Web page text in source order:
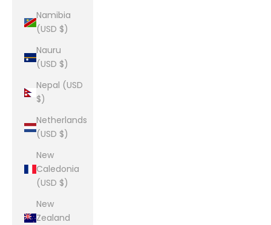
Namibia
(USD $)
Nauru
(USD $)
Nepal (USD
$)
Netherlands
(USD $)
New
Caledonia
(USD $)
New
Zealand